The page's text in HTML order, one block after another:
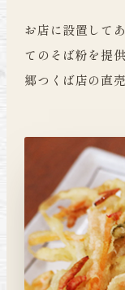
お店に設置して
てのそば粉を提
郷つくば店の直